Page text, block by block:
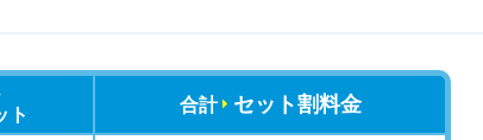
ト
合計 セット割料金